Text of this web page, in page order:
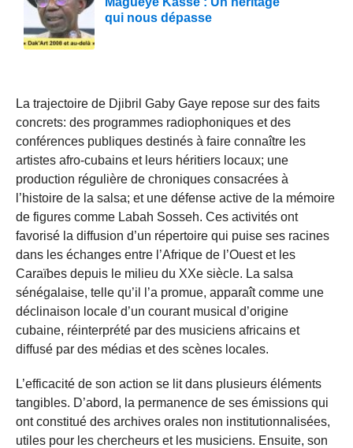
qui nous dépasse
La trajectoire de Djibril Gaby Gaye repose sur des faits
concrets: des programmes radiophoniques et des
conférences publiques destinés à faire connaître les
artistes afro-cubains et leurs héritiers locaux; une
production régulière de chroniques consacrées à
l’histoire de la salsa; et une défense active de la mémoire
de figures comme Labah Sosseh. Ces activités ont
favorisé la diffusion d’un répertoire qui puise ses racines
dans les échanges entre l’Afrique de l’Ouest et les
Caraïbes depuis le milieu du XXe siècle. La salsa
sénégalaise, telle qu’il l’a promue, apparaît comme une
déclinaison locale d’un courant musical d’origine
cubaine, réinterprété par des musiciens africains et
diffusé par des médias et des scènes locales.
L’efficacité de son action se lit dans plusieurs éléments
tangibles. D’abord, la permanence de ses émissions qui
ont constitué des archives orales non institutionnalisées,
utiles pour les chercheurs et les musiciens. Ensuite, son